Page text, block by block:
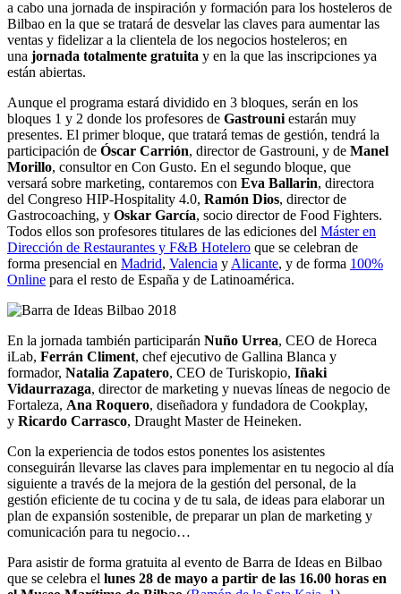
a cabo una jornada de inspiración y formación para los hosteleros de
Bilbao en la que se tratará de desvelar las claves para aumentar las
ventas y fidelizar a la clientela de los negocios hosteleros; en
una jornada totalmente gratuita y en la que las inscripciones ya
están abiertas.
Aunque el programa estará dividido en 3 bloques, serán en los
bloques 1 y 2 donde los profesores de Gastrouni estarán muy
presentes. El primer bloque, que tratará temas de gestión, tendrá la
participación de Óscar Carrión, director de Gastrouni, y de Manel
Morillo, consultor en Con Gusto. En el segundo bloque, que
versará sobre marketing, contaremos con Eva Ballarin, directora
del Congreso HIP-Hospitality 4.0, Ramón Dios, director de
Gastrocoaching, y Oskar García, socio director de Food Fighters.
Todos ellos son profesores titulares de las ediciones del Máster en
Dirección de Restaurantes y F&B Hotelero que se celebran de
forma presencial en Madrid, Valencia y Alicante, y de forma 100%
Online para el resto de España y de Latinoamérica.
En la jornada también participarán Nuño Urrea, CEO de Horeca
iLab, Ferrán Climent, chef ejecutivo de Gallina Blanca y
formador, Natalia Zapatero, CEO de Turiskopio, Iñaki
Vidaurrazaga, director de marketing y nuevas líneas de negocio de
Fortaleza, Ana Roquero, diseñadora y fundadora de Cookplay,
y Ricardo Carrasco, Draught Master de Heineken.
Con la experiencia de todos estos ponentes los asistentes
conseguirán llevarse las claves para implementar en tu negocio al día
siguiente a través de la mejora de la gestión del personal, de la
gestión eficiente de tu cocina y de tu sala, de ideas para elaborar un
plan de expansión sostenible, de preparar un plan de marketing y
comunicación para tu negocio…
Para asistir de forma gratuita al evento de Barra de Ideas en Bilbao
que se celebra el lunes 28 de mayo a partir de las 16.00 horas en